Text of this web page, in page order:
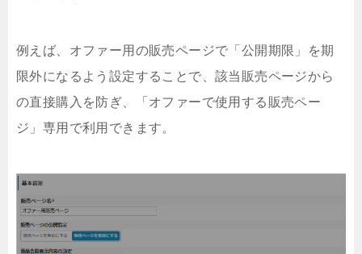
例えば、オファー用の販売ページで「公開期限」を期
限外になるよう設定することで、該当販売ページから
の直接購入を防ぎ、「オファーで使用する販売ペー
ジ」専用で利用できます。